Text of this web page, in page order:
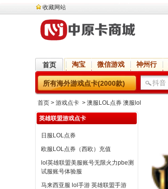
收藏网站
首页 淘宝 微信游戏 神州行
所有海外游戏点卡(2000款)
首页 > 游戏点卡 > 澳服LOL点券 澳服lol
英雄联盟游戏点卡
日服LOL点券
欧服LOL点券（西欧）充值
lol英雄联盟美服账号无限火力pbe测
试服账号体验服
马来西亚服 lol手游 英雄联盟手游